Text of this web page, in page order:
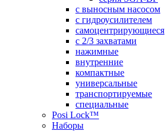
с выносным насосом
с гидроусилителем
самоцентрирующиеся
с 2/3 захватами
нажимные
внутренние
компактные
универсальные
транспортируемые
специальные
Posi Lock™
Наборы